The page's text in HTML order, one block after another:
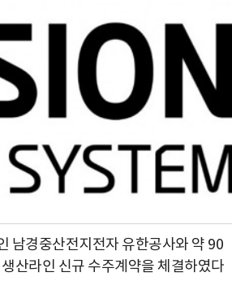
남경중산전지전자 유한공사와 약 90
산라인 신규 수주계약을 체결하였다